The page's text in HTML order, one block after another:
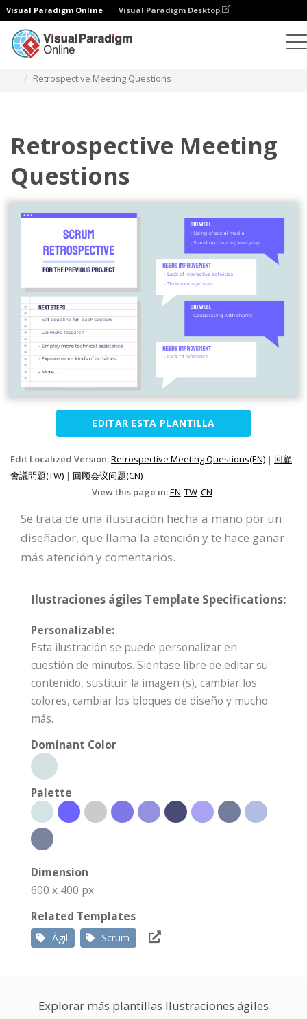
Visual Paradigm Online Visual Paradigm Desktop
Retrospective Meeting Questions
Retrospective Meeting
Questions
EDITAR ESTA PLANTILLA
Edit Localized Version:Retrospective Meeting Questions(EN) | 回顧
會議問題(TW) | 回顾会议问题(CN)
View this page in:EN TW CN
Se trata de una ilustración hecha a mano por un
diseñador, que llama la atención y te hace ganar
más atención y comentarios.
Ilustraciones ágiles Template Specifications:
Personalizable:
Esta ilustración se puede personalizar en
cuestión de minutos. Siéntase libre de editar su
contenido, sustituir la imagen (s), cambiar los
colores, cambiar los bloques de diseño y mucho
más.
Dominant Color
Palette
Dimension
600 x 400 px
Related Templates
Ágil Scrum
Explorar más plantillas Ilustraciones ágiles